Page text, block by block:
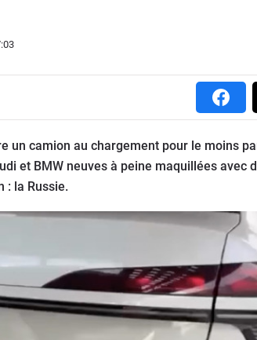
un camion au chargement pour le moins
et BMW neuves à peine maquillées avec
: la Russie.